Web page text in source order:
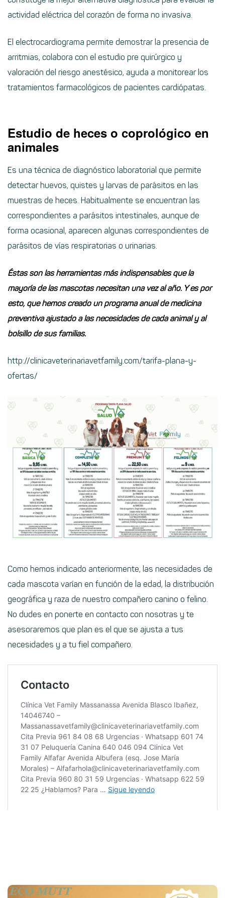
actividad eléctrica del corazón de forma no invasiva.
El electrocardiograma permite demostrar la presencia de
arritmias, colabora con el estudio pre quirúrgico y
valoración del riesgo anestésico, ayuda a monitorear los
tratamientos farmacológicos de pacientes cardiópatas.
Estudio de heces o coprológico en
animales
Es una técnica de diagnóstico laboratorial que permite
detectar huevos, quistes y larvas de parásitos en las
muestras de heces. Habitualmente se encuentran las
correspondientes a parásitos intestinales, aunque de
forma ocasional, aparecen algunas correspondientes de
parásitos de vías respiratorias o urinarias.
Éstas son las herramientas más indispensables que la
mayoría de las mascotas necesitan una vez al año. Y es por
esto, que hemos creado un programa anual de medicina
preventiva ajustado a las necesidades de cada animal y al
bolsillo de sus familias.
http://clinicaveterinariavetfamily.com/tarifa-plana-y-
ofertas/
Como hemos indicado anteriormente, las necesidades de
cada mascota varían en función de la edad, la distribución
geográfica y raza de nuestro compañero canino o felino.
No dudes en ponerte en contacto con nosotras y te
asesoraremos que plan es el que se ajusta a tus
necesidades y a tu fiel compañero.